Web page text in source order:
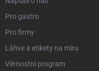
Pro gastro
Pro firmy
Láhve a etikety na míru
Věrnostní program